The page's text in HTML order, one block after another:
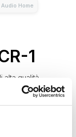
Audio Home
1
alta qualità
suddividere il
modo che le
più alte vengono